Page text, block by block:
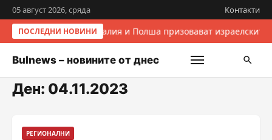
05 август 2026, сряда Контакти
ПОСЛЕДНИ НОВИНИИталия и Полша призовават
Bulnews – новините от днес
Ден: 04.11.2023
РЕГИОНАЛНИ